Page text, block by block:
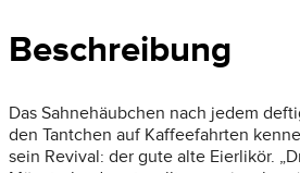
Beschreibung
Das Sahnehäubchen nach jedem
den Tantchen auf Kaffeefahrten
sein Revival: der gute alte Eierlikör.